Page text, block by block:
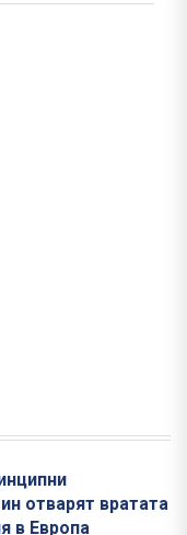
отварят вратата
в Европа